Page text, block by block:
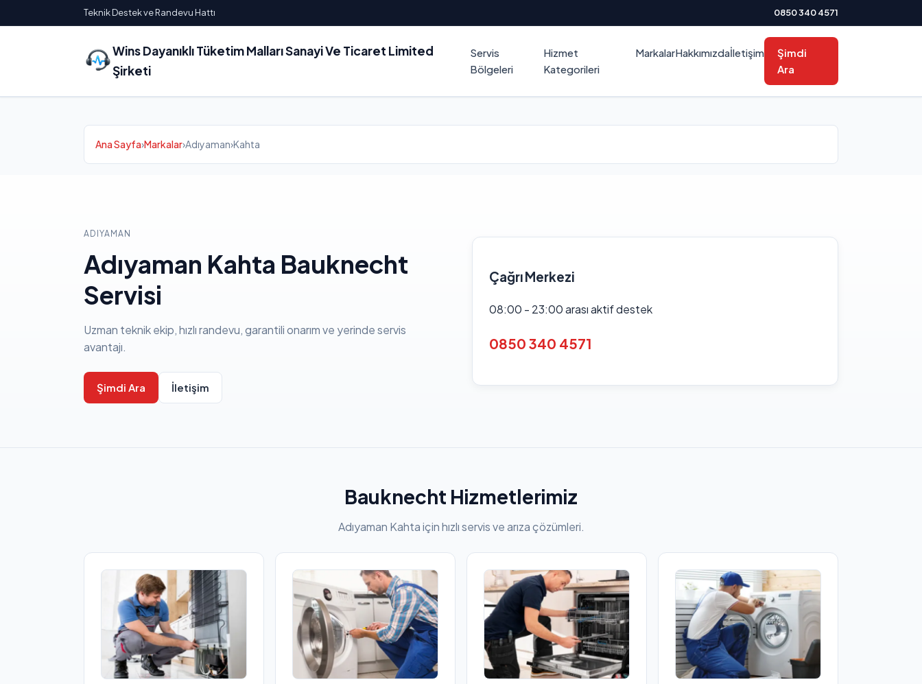
Teknik Destek ve Randevu Hattı 0850 340 4571
Wins Dayanıklı Tüketim Malları Sanayi Ve Ticaret Limited
Şirketi
Servis
Bölgeleri
Hizmet
Kategorileri
MarkalarHakkımızdaİletişim
Şimdi
Ara
Ana Sayfa›Markalar›Adıyaman›Kahta
ADIYAMAN
Adıyaman Kahta Bauknecht
Servisi
Uzman teknik ekip, hızlı randevu, garantili onarım ve yerinde servis
avantajı.
Şimdi Ara İletişim
Çağrı Merkezi
08:00 - 23:00 arası aktif destek
0850 340 4571
Bauknecht Hizmetlerimiz
Adıyaman Kahta için hızlı servis ve arıza çözümleri.